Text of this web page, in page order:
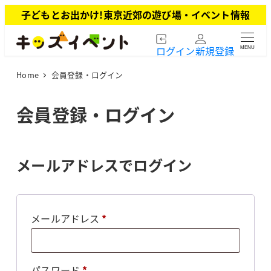
イ
子どもとお出かけ!東京近郊の遊び場・イベント情報
ログイン新規登録 MENU
Home 会員登録・ログイン
会員登録・ログイン
メールアドレスでログイン
メールアドレス *必